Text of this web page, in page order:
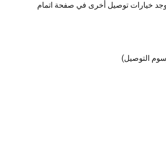
خيارات توصيل أخرى في صفحة اتمام
التوصيل)